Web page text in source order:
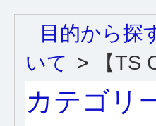
目的から探
いて > 【TS
カテゴリ